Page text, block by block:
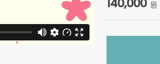
140,000 원